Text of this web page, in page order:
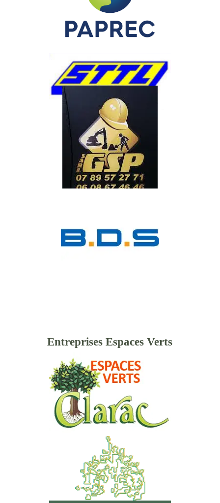
Entreprises Espaces Verts